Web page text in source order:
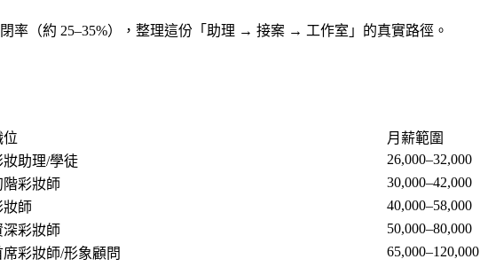
率（約 25–35%），整理這份「助理 → 接案 → 工作室」的真實路徑。
位 月薪範圍
妝助理/學徒 26,000–32,000
階彩妝師 30,000–42,000
妝師 40,000–58,000
深彩妝師 50,000–80,000
席彩妝師/形象顧問 65,000–120,000